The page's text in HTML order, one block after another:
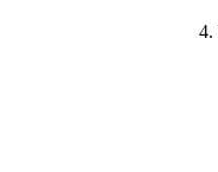
4.